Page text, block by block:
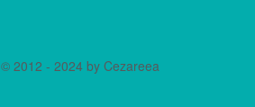
© 2012 - 2024 by Cezareea